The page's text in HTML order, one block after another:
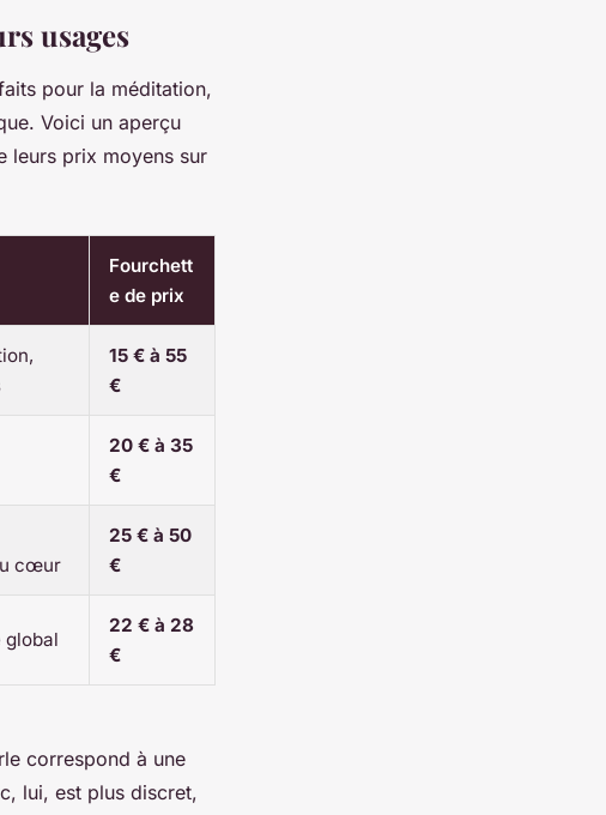
usages
pour la méditation,
Voici un aperçu
leurs prix moyens sur
Fourchett
e de prix
15 € à 55
€
20 € à 35
€
cœur
25 € à 50
€
global
22 € à 28
€
correspond à une
lui, est plus discret,